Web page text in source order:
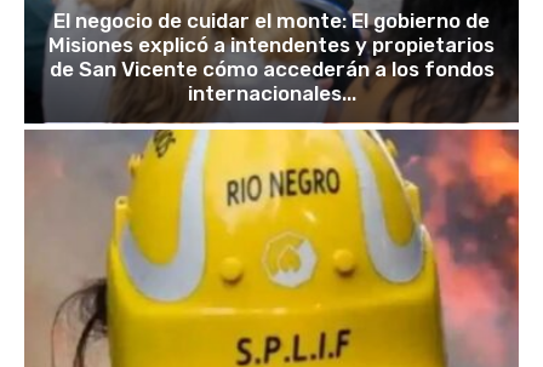
El negocio de cuidar el monte: El gobierno de
Misiones explicó a intendentes y propietarios
de San Vicente cómo accederán a los fondos
internacionales...